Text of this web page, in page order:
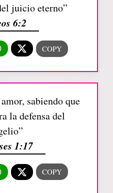
juicio eterno”
6:2
sabiendo que
la defensa del
1:17